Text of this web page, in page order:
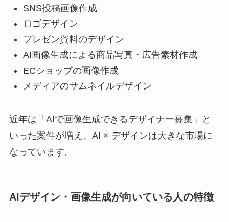
SNS投稿画像作成
ロゴデザイン
プレゼン資料のデザイン
AI画像生成による商品写真・広告素材作成
ECショップの画像作成
メディアのサムネイルデザイン
近年は「AIで画像生成できるデザイナー募集」と
いった案件が増え、AI × デザインは大きな市場に
なっています。
AIデザイン・画像生成が向いている人の特徴